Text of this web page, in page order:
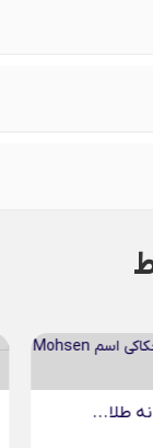
چرم مردانه طلا...